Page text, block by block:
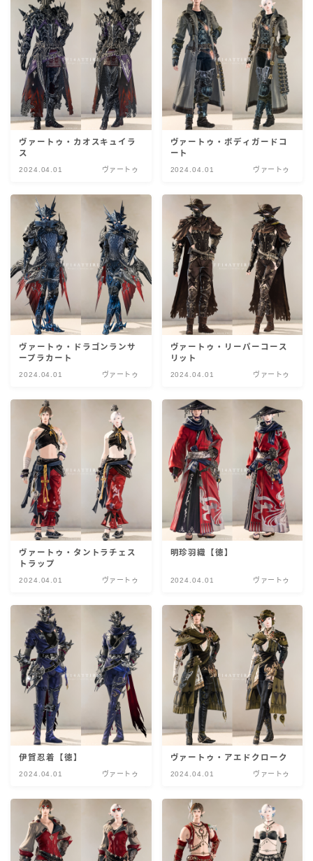
ヴァートゥ・カオスキュイラ
ス
2024.04.01 ヴァートゥ
ヴァートゥ・ボディガードコ
ート
2024.04.01 ヴァートゥ
ヴァートゥ・ドラゴンランサ
ープラカート
2024.04.01 ヴァートゥ
ヴァートゥ・リーパーコース
リット
2024.04.01 ヴァートゥ
ヴァートゥ・タントラチェス
トラップ
2024.04.01 ヴァートゥ
明珍羽織【徳】
2024.04.01 ヴァートゥ
伊賀忍着【徳】
2024.04.01 ヴァートゥ
ヴァートゥ・アエドクローク
2024.04.01 ヴァートゥ